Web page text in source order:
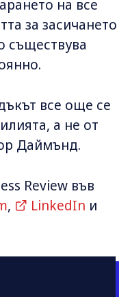
на все
за засичането
съществува
все още се
а не от
Даймънд.
Review във
, LinkedIn и